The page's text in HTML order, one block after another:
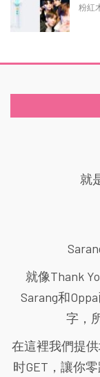
粉紅
就
就像Thank
Sarang和
字，
在這裡我們提
时GET，讓你